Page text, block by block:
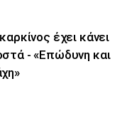
έχει κάνει
- «Επώδυνη και